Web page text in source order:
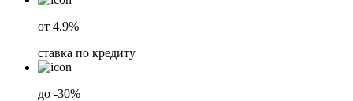
от 4.9%
ставка по кредиту
до -30%